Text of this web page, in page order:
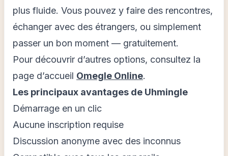
plus fluide. Vous pouvez y faire des rencontres,
échanger avec des étrangers, ou simplement
passer un bon moment — gratuitement.
Pour découvrir d’autres options, consultez la
page d’accueil Omegle Online.
Les principaux avantages de Uhmingle
Démarrage en un clic
Aucune inscription requise
Discussion anonyme avec des inconnus